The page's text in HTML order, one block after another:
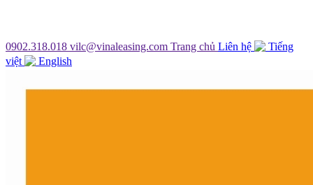
0902.318.018 vilc@vinaleasing.com Trang chủ Liên hệ
Tiếng
việt
English